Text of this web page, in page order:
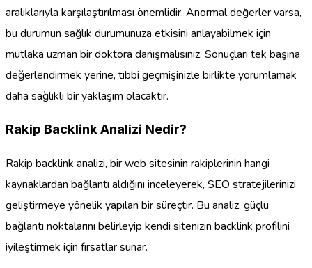
aralıklarıyla karşılaştırılması önemlidir. Anormal değerler varsa,
bu durumun sağlık durumunuza etkisini anlayabilmek için
mutlaka uzman bir doktora danışmalısınız. Sonuçları tek başına
değerlendirmek yerine, tıbbi geçmişinizle birlikte yorumlamak
daha sağlıklı bir yaklaşım olacaktır.
Rakip Backlink Analizi Nedir?
Rakip backlink analizi, bir web sitesinin rakiplerinin hangi
kaynaklardan bağlantı aldığını inceleyerek, SEO stratejilerinizi
geliştirmeye yönelik yapılan bir süreçtir. Bu analiz, güçlü
bağlantı noktalarını belirleyip kendi sitenizin backlink profilini
iyileştirmek için fırsatlar sunar.